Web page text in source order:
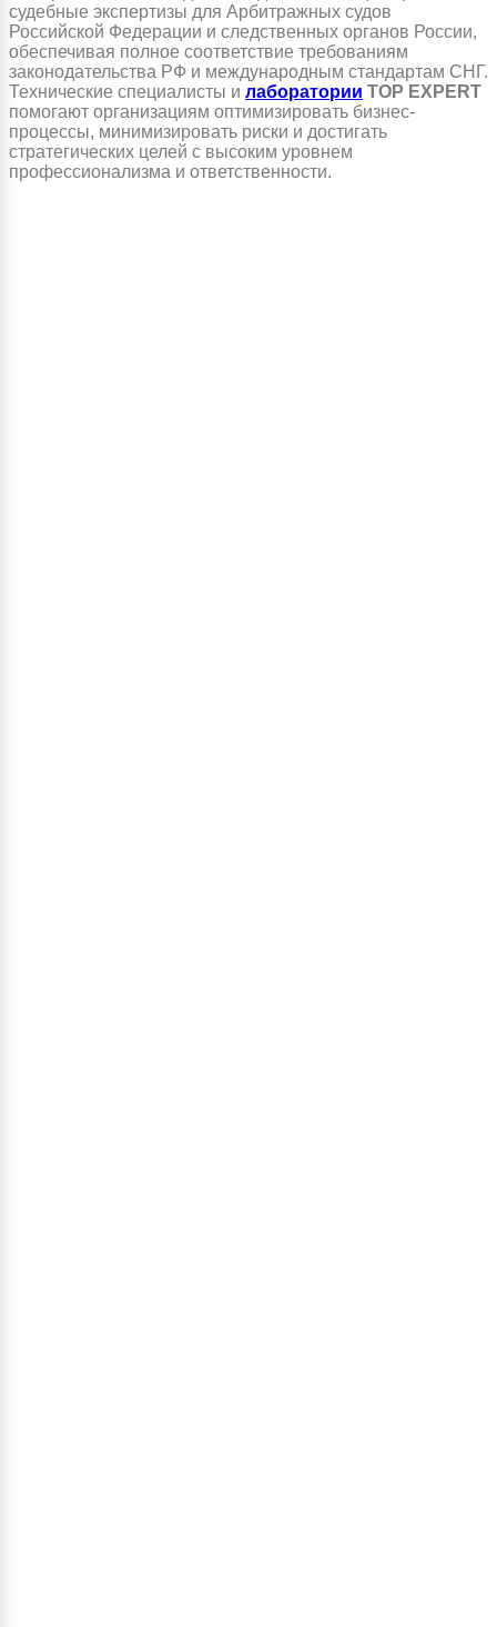
судебные экспертизы для Арбитражных судов
Российской Федерации и следственных органов России,
обеспечивая полное соответствие требованиям
законодательства РФ и международным стандартам СНГ.
Технические специалисты и лаборатории TOP EXPERT
помогают организациям оптимизировать бизнес-
процессы, минимизировать риски и достигать
стратегических целей с высоким уровнем
профессионализма и ответственности.